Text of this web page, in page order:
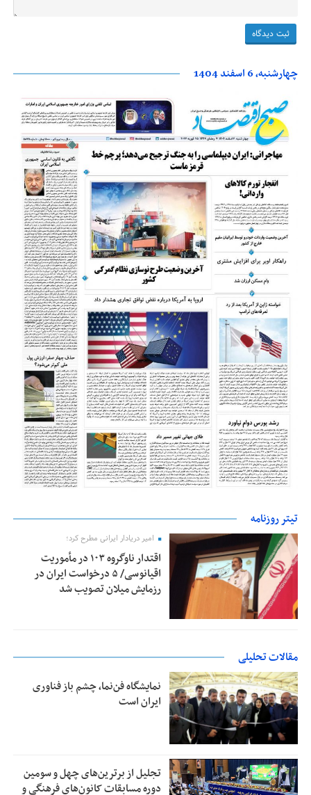
چهارشنبه، 6 اسفند 1404
تیتر روزنامه
امیر دریادار ایرانی مطرح کرد؛
اقتدار ناوگروه ۱۰۳ در مأموریت‌
اقیانوسی/ ۵ درخواست ایران در
رزمایش میلان تصویب شد
مقالات تحلیلی
نمایشگاه فن‌نما، چشم باز فناوری
ایران است
تجلیل از بر‌ترین‌های چهل و سومین
دوره مسابقات کانون‌های فرهنگی و